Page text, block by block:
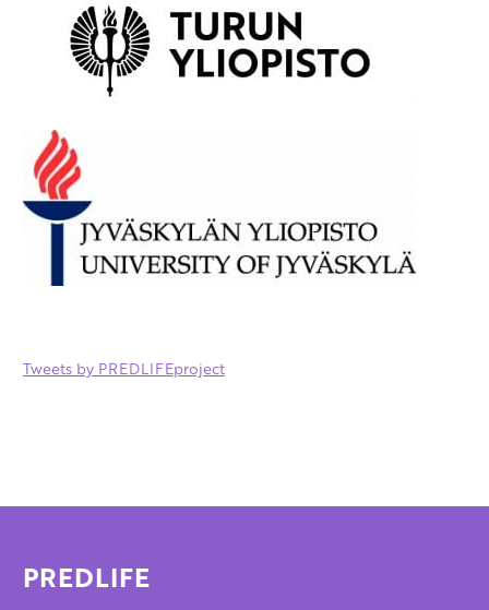
Tweets by PREDLIFEproject
PREDLIFE